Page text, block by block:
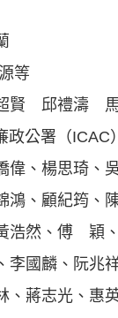
等
賢 邱禮濤
政公署（ICAC
偉、楊思琦、
鴻、顧紀筠、
浩然、傅 穎
李國麟、阮兆
、蔣志光、惠